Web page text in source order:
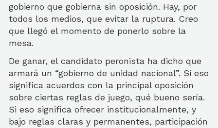
gobierno que gobierna sin oposición. Hay, por
todos los medios, que evitar la ruptura. Creo
que llegó el momento de ponerlo sobre la
mesa.
De ganar, el candidato peronista ha dicho que
armará un “gobierno de unidad nacional”. Si eso
significa acuerdos con la principal oposición
sobre ciertas reglas de juego, qué bueno sería.
Si eso significa ofrecer institucionalmente, y
bajo reglas claras y permanentes, participación